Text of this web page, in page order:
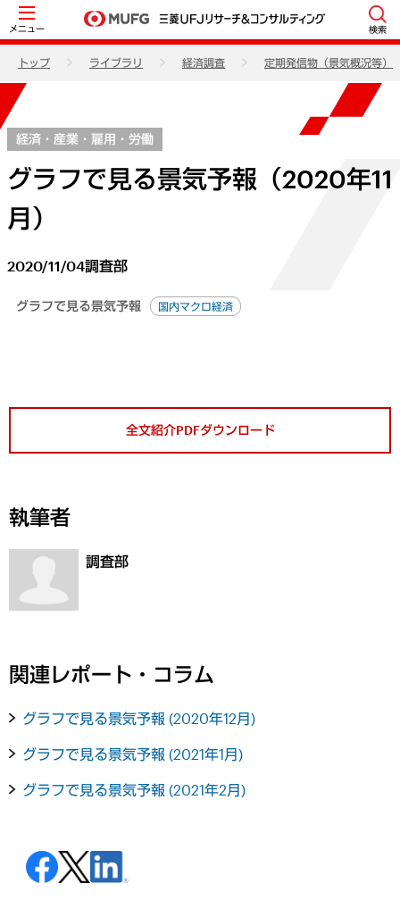
メニュー 検索
トップ ライブラリ 経済調査 定期発信物（景気概況等）
経済・産業・雇用・労働
グラフで見る景気予報（2020年11
月）
2020/11/04調査部
グラフで見る景気予報 国内マクロ経済
全文紹介PDFダウンロード
執筆者
調査部
関連レポート・コラム
グラフで見る景気予報 (2020年12月)
グラフで見る景気予報 (2021年1月)
グラフで見る景気予報 (2021年2月)